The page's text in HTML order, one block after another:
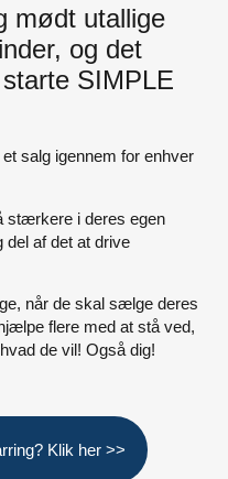
mødt utallige
og det
SIMPLE
salg igennem for enhver
stærkere i deres egen
af det at drive
når de skal sælge deres
flere med at stå ved,
de vil! Også dig!
Klik her >>